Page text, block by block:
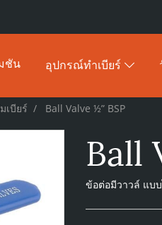
ชัน อุปกรณ์ทำเบียร์
เบียร์ Ball Valve ½” BSP
Ball
ข้อต่อมีวาวล์ แบ